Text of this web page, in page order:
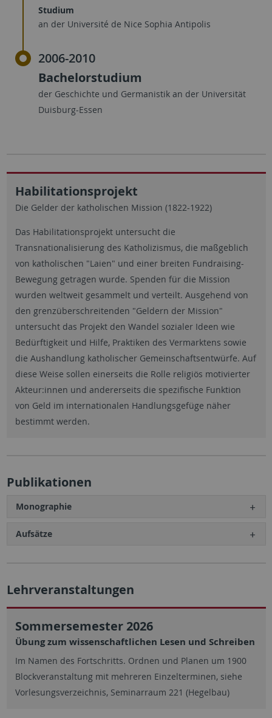
Studium
an der Université de Nice Sophia Antipolis
2006-2010
Bachelorstudium
der Geschichte und Germanistik an der Universität
Duisburg-Essen
Habilitationsprojekt
Die Gelder der katholischen Mission (1822-1922)
Das Habilitationsprojekt untersucht die
Transnationalisierung des Katholizismus, die maßgeblich
von katholischen "Laien" und einer breiten Fundraising-
Bewegung getragen wurde. Spenden für die Mission
wurden weltweit gesammelt und verteilt. Ausgehend von
den grenzüberschreitenden "Geldern der Mission"
untersucht das Projekt den Wandel sozialer Ideen wie
Bedürftigkeit und Hilfe, Praktiken des Vermarktens sowie
die Aushandlung katholischer Gemeinschaftsentwürfe. Auf
diese Weise sollen einerseits die Rolle religiös motivierter
Akteur:innen und andererseits die spezifische Funktion
von Geld im internationalen Handlungsgefüge näher
bestimmt werden.
Publikationen
Monographie
Aufsätze
Lehrveranstaltungen
Sommersemester 2026
Übung zum wissenschaftlichen Lesen und Schreiben
Im Namen des Fortschritts. Ordnen und Planen um 1900
Blockveranstaltung mit mehreren Einzelterminen, siehe
Vorlesungsverzeichnis, Seminarraum 221 (Hegelbau)